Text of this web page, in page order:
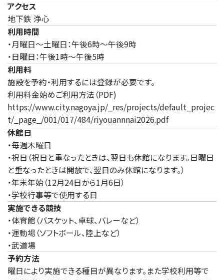
アクセス
地下鉄 浄心
利用時間
・月曜日～土曜日：午後6時～午後9時
・日曜日：午後1時～午後5時
利用料
施設を予約・利用するには登録が必要です。
利用料金始めご利用方法（PDF)
https://www.city.nagoya.jp/_res/projects/default_projec
t/_page_/001/017/484/riyouannnai2026.pdf
休館日
・毎週木曜日
・祝日（祝日と重なったときは、翌日も休館になります。日曜日
と重なったときは開放で、翌日のみ休館になります。）
・年末年始（12月24日から1月6日）
・学校行事等で使用する日
実施できる競技
・体育館（バスケット、卓球、バレーなど）
・運動場（ソフトボール、陸上など）
・武道場
予約方法
曜日により実施できる種目が異なります。また学校利用等で